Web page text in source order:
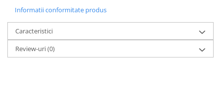
Informatii conformitate produs
Caracteristici
Review-uri(0)